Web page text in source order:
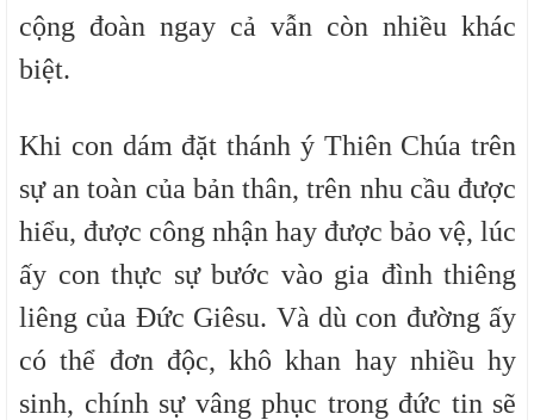
cộng đoàn ngay cả vẫn còn nhiều khác
biệt.
Khi con dám đặt thánh ý Thiên Chúa trên
sự an toàn của bản thân, trên nhu cầu được
hiểu, được công nhận hay được bảo vệ, lúc
ấy con thực sự bước vào gia đình thiêng
liêng của Đức Giêsu. Và dù con đường ấy
có thể đơn độc, khô khan hay nhiều hy
sinh, chính sự vâng phục trong đức tin sẽ